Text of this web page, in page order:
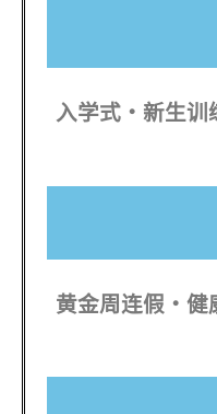
入学式・新生训
黄金周连假・健